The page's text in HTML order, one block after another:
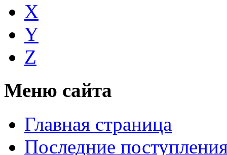
X
Y
Z
Меню сайта
Главная страница
Последние